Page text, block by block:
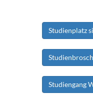
Studienplatz
Studiengang